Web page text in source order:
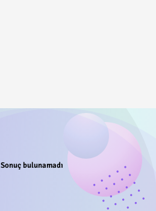
Sonuç bulunamadı